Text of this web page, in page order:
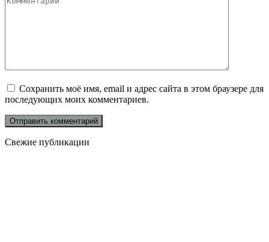
Сохранить моё имя, email и адрес сайта в этом браузере для
последующих моих комментариев.
Свежие публикации